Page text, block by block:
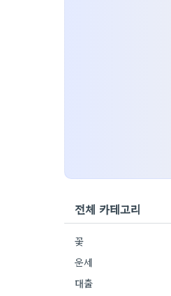
전체 카테고리
꽃
운세
대출